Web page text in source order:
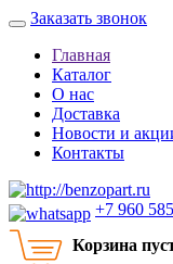
Заказать звонок
Главная
Каталог
О нас
Доставка
Новости и
Контакты
+7 960
Корзина